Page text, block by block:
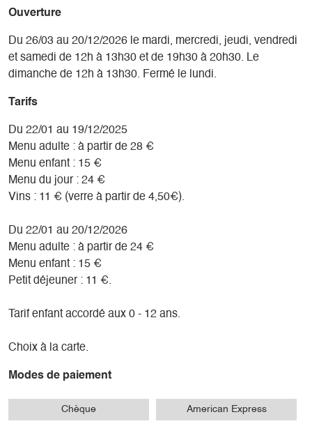
Ouverture
Du 26/03 au 20/12/2026 le mardi, mercredi, jeudi, vendredi
et samedi de 12h à 13h30 et de 19h30 à 20h30. Le
dimanche de 12h à 13h30. Fermé le lundi.
Tarifs
Du 22/01 au 19/12/2025
Menu adulte : à partir de 28 €
Menu enfant : 15 €
Menu du jour : 24 €
Vins : 11 € (verre à partir de 4,50€).
Du 22/01 au 20/12/2026
Menu adulte : à partir de 24 €
Menu enfant : 15 €
Petit déjeuner : 11 €.
Tarif enfant accordé aux 0 - 12 ans.
Choix à la carte.
Modes de paiement
Chèque American Express